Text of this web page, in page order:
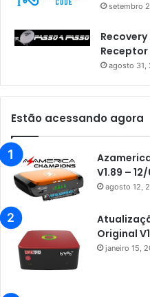
setembro
agosto 31,
Estão acessando agora
V1.89 –
agosto 12,
Original
janeiro 15,